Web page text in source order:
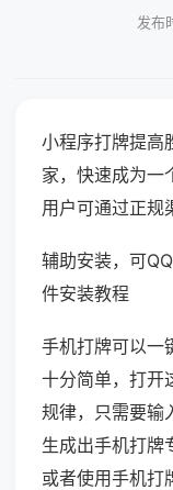
发布
小程序打牌提高
家，快速成为一
用户可通过正规
辅助安装，可
件安装教程
手机打牌可以一
十分简单，打开
规律，只需要输
生成出手机打牌
或者使用手机打